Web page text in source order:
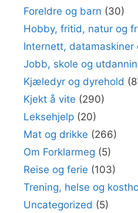
Foreldre og barn (30)
Hobby, fritid, natur og
Internett, datamaskiner
Jobb, skole og
Kjæledyr og dyrehold
Kjekt å vite (290)
Leksehjelp (20)
Mat og drikke (266)
Om Forklarmeg (5)
Reise og ferie (103)
Trening, helse og
Uncategorized (5)